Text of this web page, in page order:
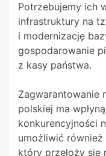
Potrzebujemy ich
infrastruktury na
i modernizację
gospodarowanie
z kasy państwa.
Zagwarantowanie
polskiej ma
konkurencyjności
umożliwić
który przełoży